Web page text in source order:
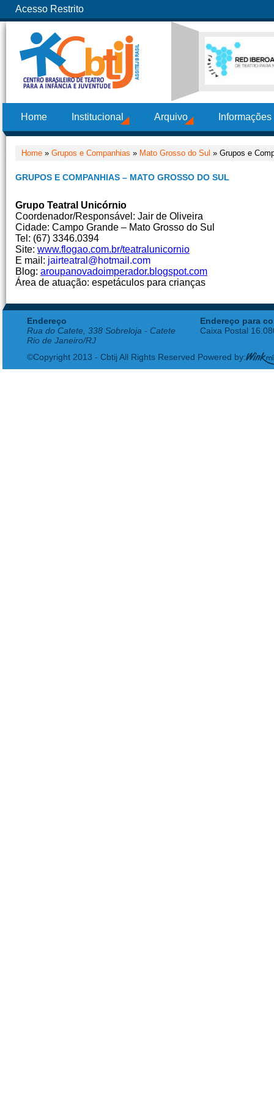
Acesso Restrito
Home Institucional Arquivo
Home » Grupos e Companhias » Mato Grosso do Sul » Grupos e
GRUPOS E COMPANHIAS – MATO GROSSO DO SUL
Grupo Teatral Unicórnio
Coordenador/Responsável: Jair de Oliveira
Cidade: Campo Grande – Mato Grosso do Sul
Tel: (67) 3346.0394
Site: www.flogao.com.br/teatralunicornio
E mail: jairteatral@hotmail.com
Blog: aroupanovadoimperador.blogspot.com
Área de atuação: espetáculos para crianças
Endereço
Rua do Catete, 338 Sobreloja - Catete
Rio de Janeiro/RJ
Endereço para
Caixa Postal
©Copyright 2013 - Cbtij All Rights Reserved Powered by: